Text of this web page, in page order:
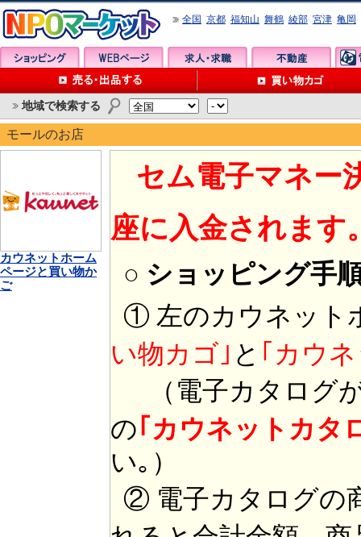
全国 京都 福知山 舞鶴 綾部 宮津 亀岡
地域で検索する
モールのお店
カウネットホーム
ページと買い物か
ご
セム電子マネー
座に入金されます
○ ショッピング手
① 左のカウネット
い物カゴ｣ と ｢カウ
（電子カタログ
の｢カウネットカタ
い｡）
② 電子カタログの